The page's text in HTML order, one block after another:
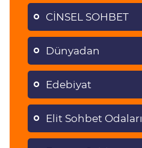
CİNSEL SOHBET
Dünyadan
Edebiyat
Elit Sohbet Odaları